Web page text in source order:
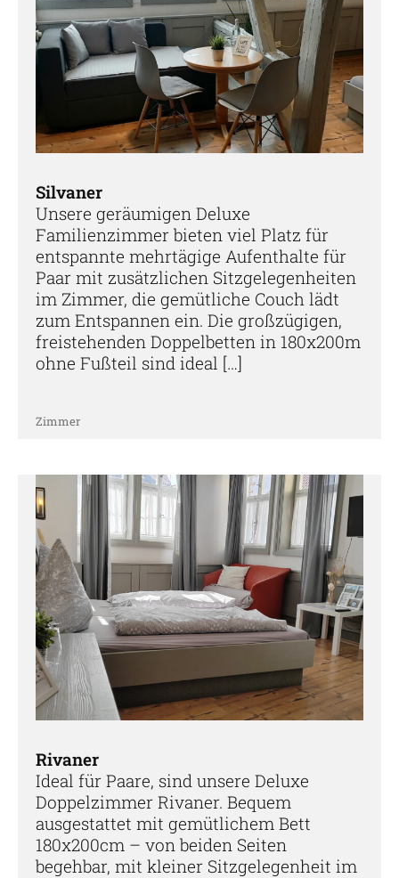
Silvaner
Unsere geräumigen Deluxe
Familienzimmer bieten viel Platz für
entspannte mehrtägige Aufenthalte für
Paar mit zusätzlichen Sitzgelegenheiten
im Zimmer, die gemütliche Couch lädt
zum Entspannen ein. Die großzügigen,
freistehenden Doppelbetten in 180x200m
ohne Fußteil sind ideal […]
Zimmer
Rivaner
Ideal für Paare, sind unsere Deluxe
Doppelzimmer Rivaner. Bequem
ausgestattet mit gemütlichem Bett
180x200cm – von beiden Seiten
begehbar, mit kleiner Sitzgelegenheit im